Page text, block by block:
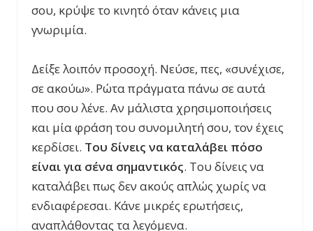
σου, κρύψε το κινητό όταν κάνεις μια
γνωριμία.
Δείξε λοιπόν προσοχή. Νεύσε, πες, «συνέχισε,
σε ακούω». Ρώτα πράγματα πάνω σε αυτά
που σου λένε. Αν μάλιστα χρησιμοποιήσεις
και μία φράση του συνομιλητή σου, τον έχεις
κερδίσει. Του δίνεις να καταλάβει πόσο
είναι για σένα σημαντικός. Του δίνεις να
καταλάβει πως δεν ακούς απλώς χωρίς να
ενδιαφέρεσαι. Κάνε μικρές ερωτήσεις,
αναπλάθοντας τα λεγόμενα.